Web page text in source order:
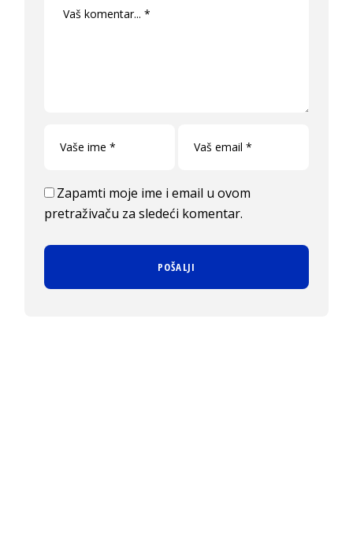
Zapamti moje ime i email u ovom
pretraživaču za sledeći komentar.